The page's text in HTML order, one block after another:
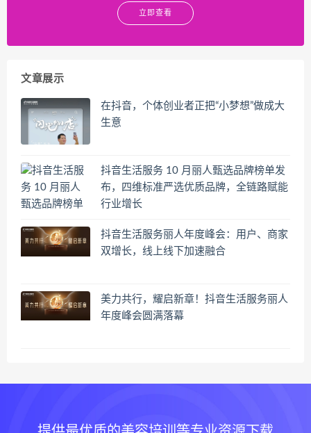
立即查看
文章展示
在抖音，个体创业者正把“小梦想”做成大
生意
抖音生活服务 10 月丽人甄选品牌榜单发
布，四维标准严选优质品牌，全链路赋能
行业增长
抖音生活服务丽人年度峰会：用户、商家
双增长，线上线下加速融合
美力共行，耀启新章！抖音生活服务丽人
年度峰会圆满落幕